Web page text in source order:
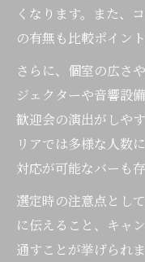
くなります。また、
の有無も比較ポイン
さらに、個室の広さ
ジェクターや音響設
歓迎会の演出がしや
リアでは多様な人数
対応が可能なバーも存
選定時の注意点とし
に伝えること、キャ
通すことが挙げられ